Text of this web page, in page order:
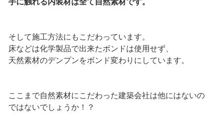
手に触れる内装材は全て自然素材です。
そして施工方法にもこだわっています。
床などは化学製品で出来たボンドは使用せず、
天然素材のデンプンをボンド変わりにしています。
ここまで自然素材にこだわった建築会社は他にはないの
ではないでしょうか！？